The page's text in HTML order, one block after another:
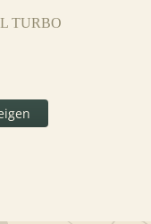
TURBO